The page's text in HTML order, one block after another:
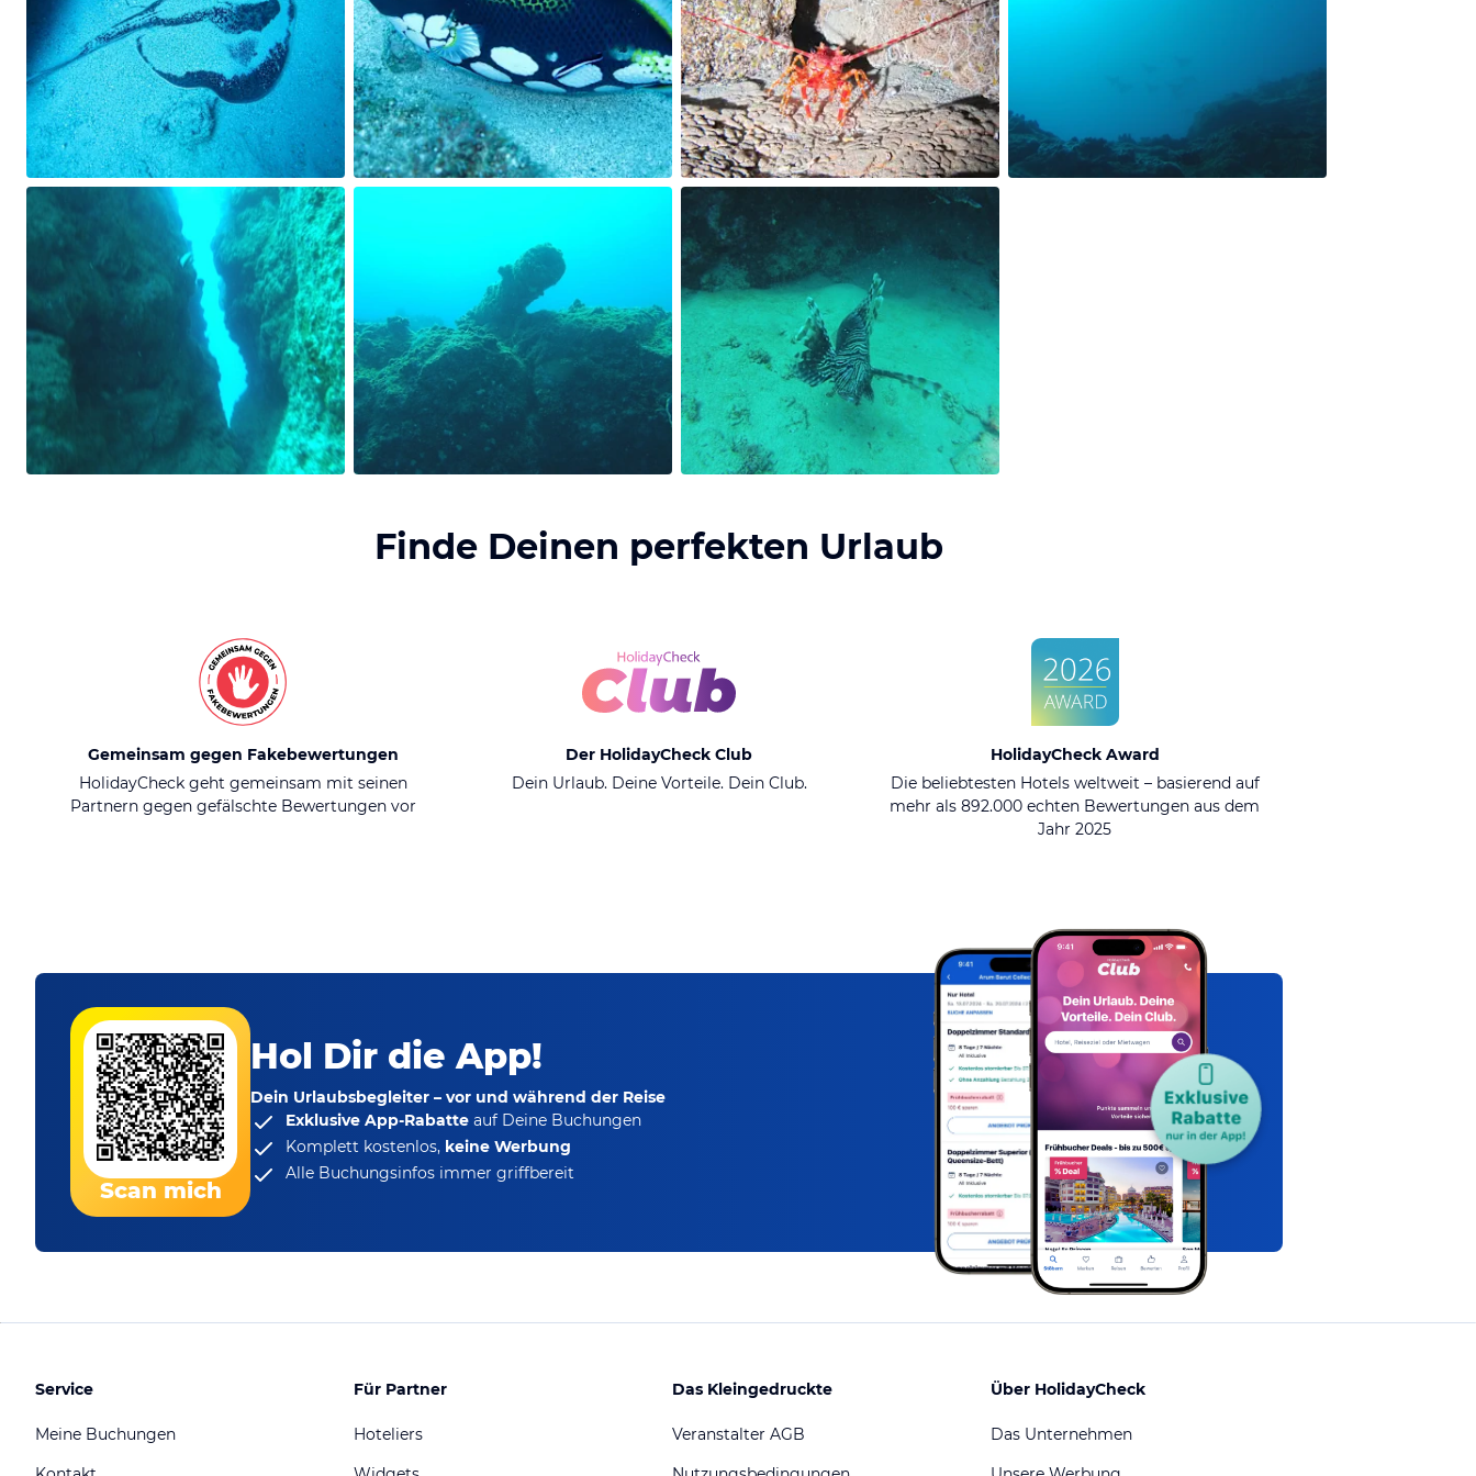
Finde Deinen perfekten Urlaub
Gemeinsam gegen Fakebewertungen
HolidayCheck geht gemeinsam mit seinen
Partnern gegen gefälschte Bewertungen vor
Der HolidayCheck Club
Dein Urlaub. Deine Vorteile. Dein Club.
HolidayCheck Award
Die beliebtesten Hotels weltweit – basierend auf
mehr als 892.000 echten Bewertungen aus dem
Jahr 2025
Scan mich
Hol Dir die App!
Dein Urlaubsbegleiter – vor und während der Reise
Exklusive App-Rabatte auf Deine Buchungen
Komplett kostenlos, keine Werbung
Alle Buchungsinfos immer griffbereit
Service
Meine Buchungen
Für Partner
Hoteliers
Das Kleingedruckte
Veranstalter AGB
Über HolidayCheck
Das Unternehmen